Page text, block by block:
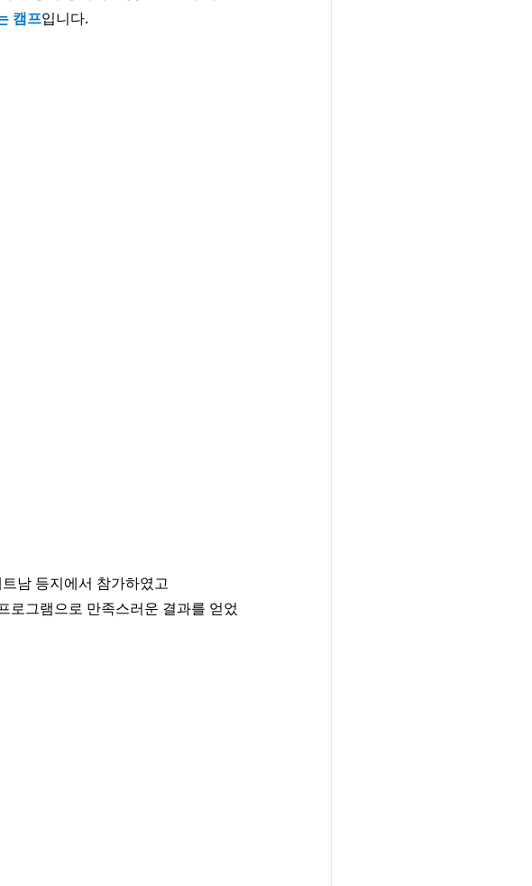
캠프입니다.
남 등지에서 참가하였고
로그램으로 만족스러운 결과를 얻었